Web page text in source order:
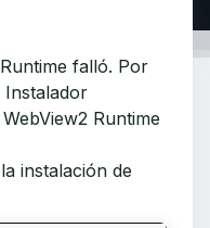
falló. Por
Instalador
Runtime
instalación de